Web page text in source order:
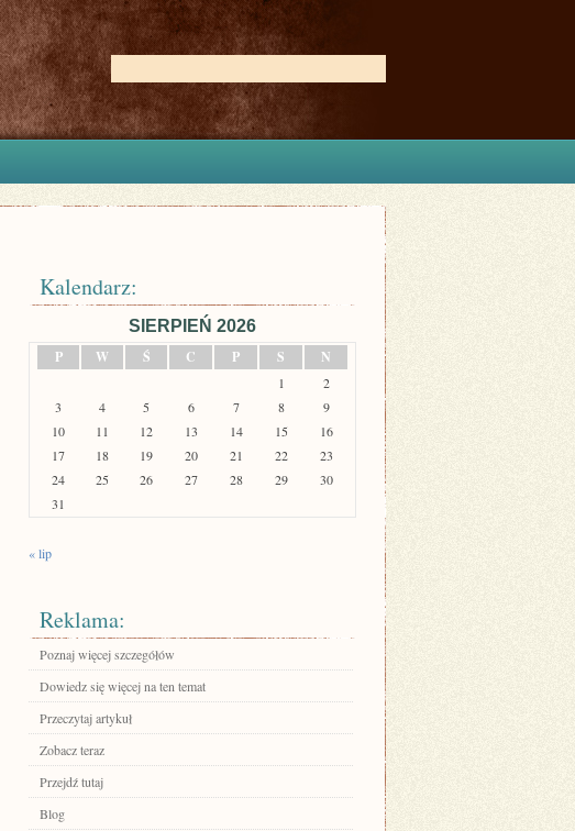
Kalendarz:
SIERPIEŃ 2026
P
W Ś C P S N
1
2
3
4 5 6 7 8
9
10
11 12 13 14 15
16
17
18 19 20 21 22
23
24
25 26 27 28 29
30
31
« lip
Reklama:
Poznaj więcej szczegółów
Dowiedz się więcej na ten temat
Przeczytaj artykuł
Zobacz teraz
Przejdź tutaj
Blog